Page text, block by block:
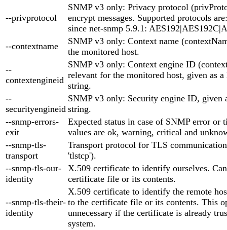
--privprotocol
SNMP v3 only: Privacy protocol
encrypt messages. Supported protocols
since net-snmp 5.9.1:
--contextname
SNMP v3 only: Context name
the monitored host.
--
contextengineid
SNMP v3 only: Context engine ID
relevant for the monitored host, given as a
string.
--
securityengineid
SNMP v3 only: Security engine ID, given
string.
--snmp-errors-
exit
Expected status in case of SNMP error or
values are ok, warning, critical and
--snmp-tls-
transport
Transport protocol for TLS
'tlstcp').
--snmp-tls-our-
identity
X.509 certificate to identify ourselves.
certificate file or its contents.
--snmp-tls-their-
identity
X.509 certificate to identify the remote
to the certificate file or its contents. This
unnecessary if the certificate is already
system.